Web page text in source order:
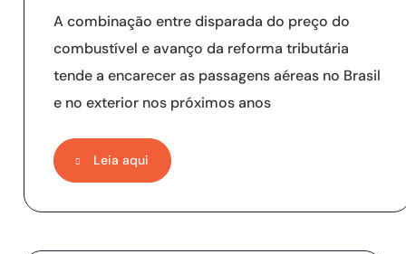
A combinação entre disparada do preço do
combustível e avanço da reforma tributária
tende a encarecer as passagens aéreas no Brasil
e no exterior nos próximos anos
Leia aqui